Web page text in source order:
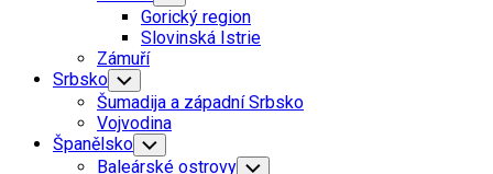
Child
Menu
Gorický region
Slovinská Istrie
Zámuří
Srbsko Toggle
Child
Menu
Šumadija a západní Srbsko
Vojvodina
Španělsko Toggle
Child
Baleárské ostrovy Toggle